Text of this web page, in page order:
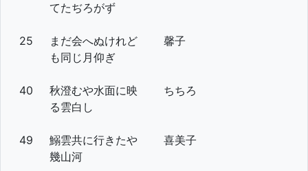
てたぢろがず
25
まだ会へぬけれど
も同じ月仰ぎ
馨子
40
秋澄むや水面に映
る雲白し
ちちろ
49
鰯雲共に行きたや
幾山河
喜美子